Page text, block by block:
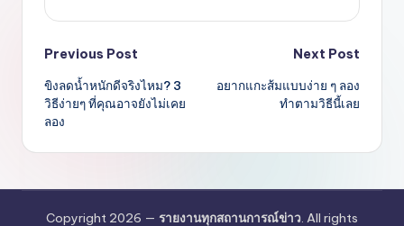
Post
navigation
Previous Post
ขิงลดน้ำหนักดีจริงไหม? 3
วิธีง่ายๆ ที่คุณอาจยังไม่เคย
ลอง
Next Post
อยากแกะส้มแบบง่าย ๆ ลอง
ทำตามวิธีนี้เลย
Copyright 2026 — รายงานทุกสถานการณ์ข่าว . All rights